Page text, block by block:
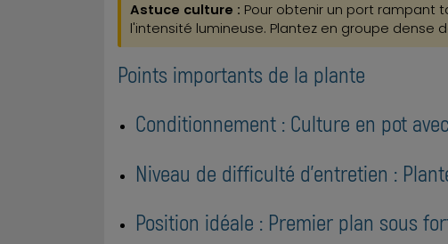
Astuce culture : Pour obtenir un port rampant
l'intensité lumineuse. Plantez en groupe
Points importants de la plante
Conditionnement : Culture en pot
Niveau de difficulté d'entretien :
Position idéale : Premier plan sous